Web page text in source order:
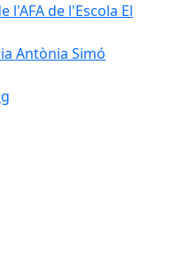
l'AFA de l'Escola El
Antònia Simó